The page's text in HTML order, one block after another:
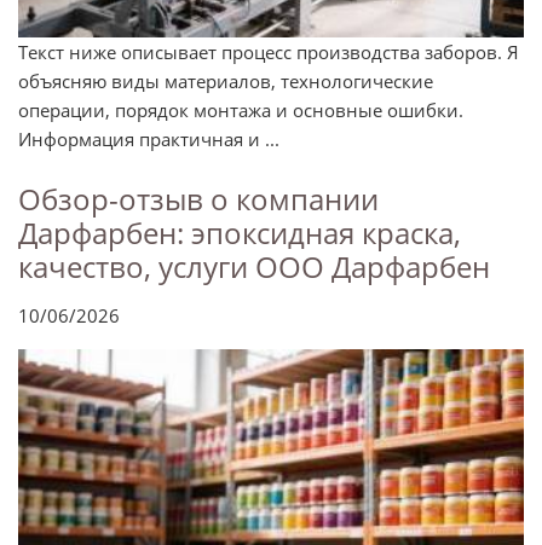
Текст ниже описывает процесс производства заборов. Я
объясняю виды материалов, технологические
операции, порядок монтажа и основные ошибки.
Информация практичная и ...
Обзор-отзыв о компании
Дарфарбен: эпоксидная краска,
качество, услуги ООО Дарфарбен
10/06/2026